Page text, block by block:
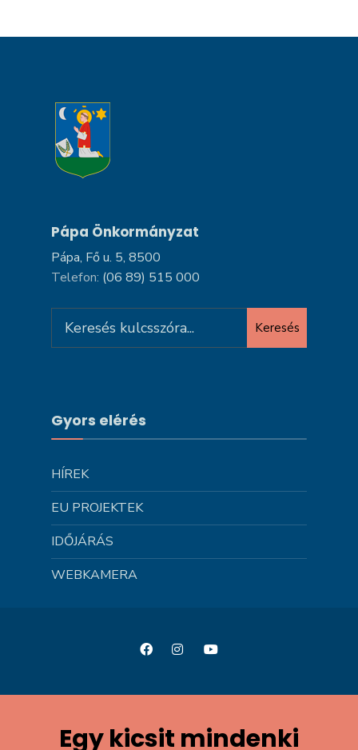
Pápa Önkormányzat
Pápa, Fő u. 5, 8500
Telefon: (06 89) 515 000
for:
Keresés
Gyors elérés
HÍREK
EU PROJEKTEK
IDŐJÁRÁS
WEBKAMERA
Egy kicsit mindenki